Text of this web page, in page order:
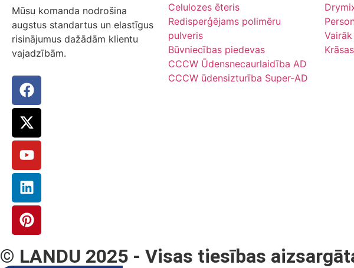
Mūsu komanda nodrošina
augstus standartus un elastīgus
risinājumus dažādām klientu
vajadzībām.
Celulozes ēteris
Redisperģējams polimēru
pulveris
Būvniecības piedevas
CCCW Ūdensnecaurlaidība AD
CCCW ūdensizturība Super-AD
© LANDU 2025 - Visas tiesības